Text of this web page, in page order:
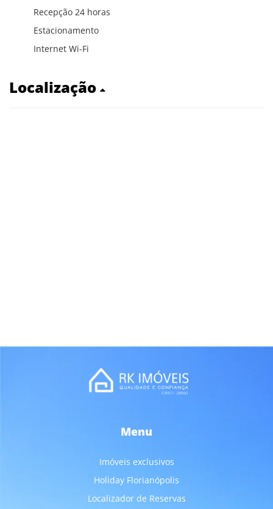
Recepção 24 horas
Estacionamento
Internet Wi-Fi
Localização
Menu
Imóveis exclusivos
Holiday Florianópolis
Localizador de Reservas